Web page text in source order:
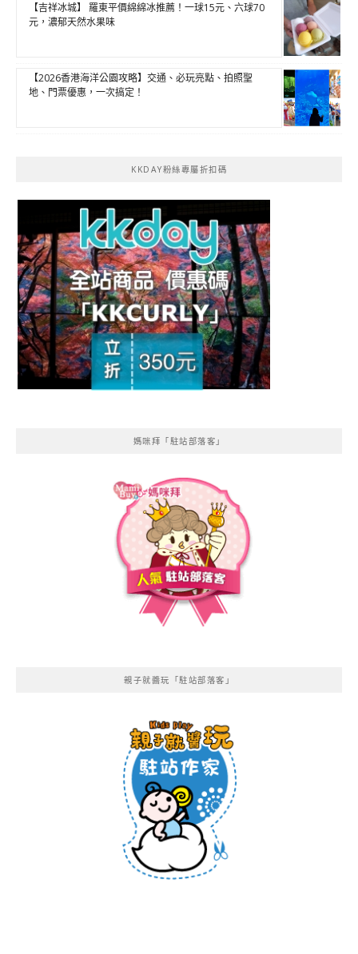
【吉祥冰城】 羅東平價綿綿冰推薦！一球15元、六球70
元，濃郁天然水果味
【2026香港海洋公園攻略】交通、必玩亮點、拍照聖
地、門票優惠，一次搞定！
KKDAY粉絲專屬折扣碼
媽咪拜「駐站部落客」
親子就醬玩「駐站部落客」